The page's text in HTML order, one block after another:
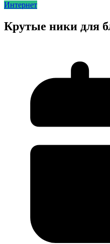
Интернет
Крутые ники для